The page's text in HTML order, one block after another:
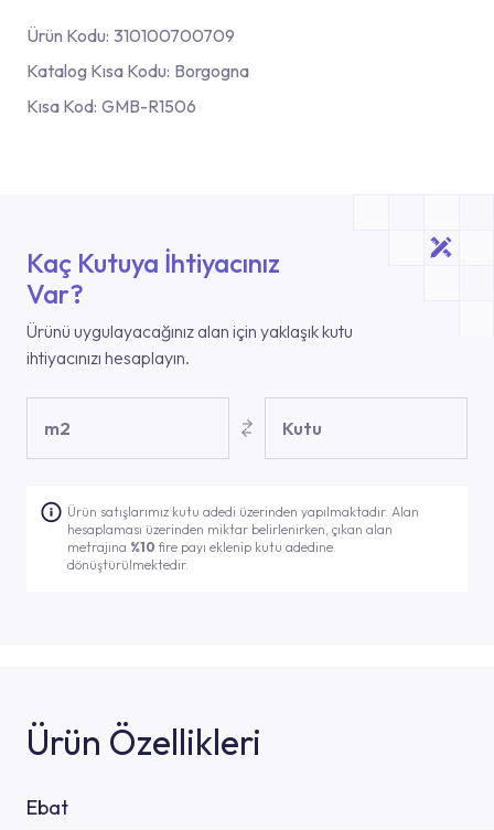
Ürün Kodu: 310100700709
Katalog Kısa Kodu: Borgogna
Kısa Kod: GMB-R1506
Kaç Kutuya İhtiyacınız
Var?
Ürünü uygulayacağınız alan için yaklaşık kutu
ihtiyacınızı hesaplayın.
m2 Kutu
Ürün satışlarımız kutu adedi üzerinden yapılmaktadır. Alan
hesaplaması üzerinden miktar belirlenirken, çıkan alan
metrajına %10fire payı eklenip kutu adedine
dönüştürülmektedir.
Ürün Özellikleri
Ebat